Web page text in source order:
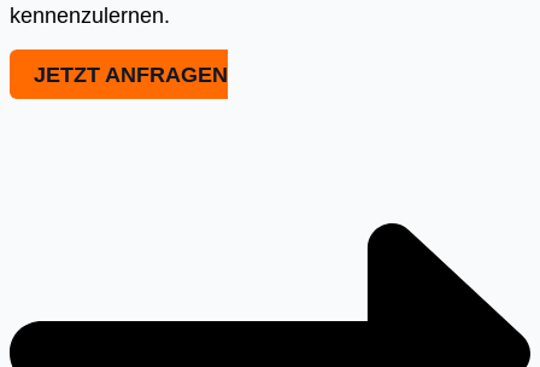
kennenzulernen.
JETZT ANFRAGEN